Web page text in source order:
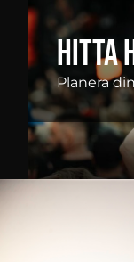
Hitta
Planera